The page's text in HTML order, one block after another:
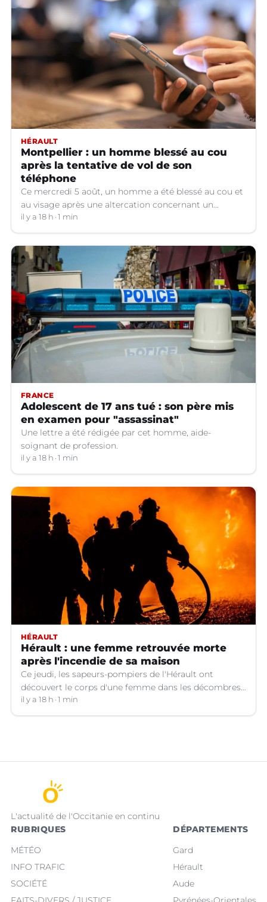
HÉRAULT
Montpellier : un homme blessé au cou
après la tentative de vol de son
téléphone
Ce mercredi 5 août, un homme a été blessé au cou et
au visage après une altercation concernant un
téléphone portable à Montpellier (Hérault).
il y a 18 h 1 min
FRANCE
Adolescent de 17 ans tué : son père mis
en examen pour "assassinat"
Une lettre a été rédigée par cet homme, aide-
soignant de profession.
il y a 18 h 1 min
HÉRAULT
Hérault : une femme retrouvée morte
après l'incendie de sa maison
Ce jeudi, les sapeurs-pompiers de l'Hérault ont
découvert le corps d'une femme dans les décombres
de sa maison qui avait pris feu à Cazouls-lès-Béziers
(Hérault).
il y a 18 h 1 min
L'actualité de l'Occitanie en continu
RUBRIQUES
MÉTÉO
INFO TRAFIC
SOCIÉTÉ
DÉPARTEMENTS
Gard
Hérault
Aude